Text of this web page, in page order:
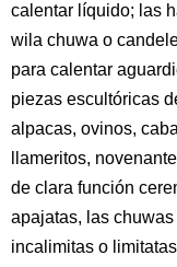
calentar líquido; las
wila chuwa o
para calentar
piezas escultóricas
alpacas, ovinos,
llameritos,
de clara función
apajatas, las
incalimitas o